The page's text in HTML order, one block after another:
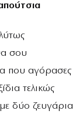
σου
που αγόρασες
τελικώς
δύο ζευγάρια